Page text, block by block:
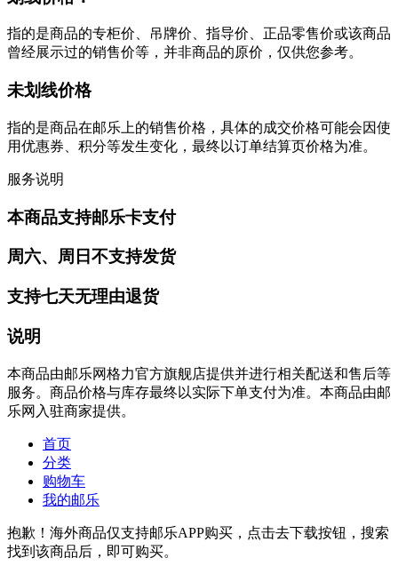
指的是商品的专柜价、吊牌价、指导价、正品零售价或该商品
曾经展示过的销售价等，并非商品的原价，仅供您参考。
未划线价格
指的是商品在邮乐上的销售价格，具体的成交价格可能会因使
用优惠券、积分等发生变化，最终以订单结算页价格为准。
服务说明
本商品支持邮乐卡支付
周六、周日不支持发货
支持七天无理由退货
说明
本商品由邮乐网格力官方旗舰店提供并进行相关配送和售后等
服务。商品价格与库存最终以实际下单支付为准。本商品由邮
乐网入驻商家提供。
首页
分类
购物车
我的邮乐
抱歉！海外商品仅支持邮乐APP购买，点击去下载按钮，搜索
找到该商品后，即可购买。